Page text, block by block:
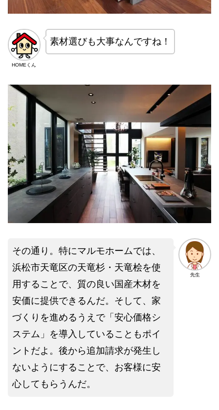
HOMEくん
素材選びも大事なんですね！
先生
その通り。特にマルモホームでは、
浜松市天竜区の天竜杉・天竜桧を使
用することで、質の良い国産木材を
安価に提供できるんだ。そして、家
づくりを進めるうえで「安心価格シ
ステム」を導入していることもポイ
ントだよ。後から追加請求が発生し
ないようにすることで、お客様に安
心してもらうんだ。